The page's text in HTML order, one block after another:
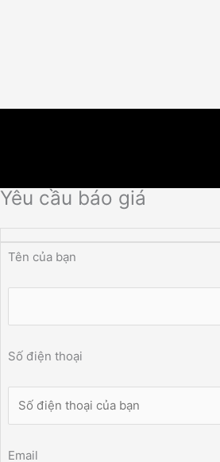
Yêu cầu báo giá
Tên của bạn
Số điện thoại
Email